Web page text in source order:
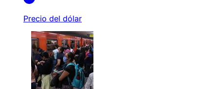
Precio del dólar